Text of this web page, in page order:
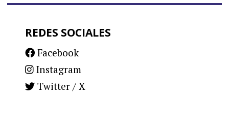
REDES SOCIALES
Facebook
Instagram
Twitter / X